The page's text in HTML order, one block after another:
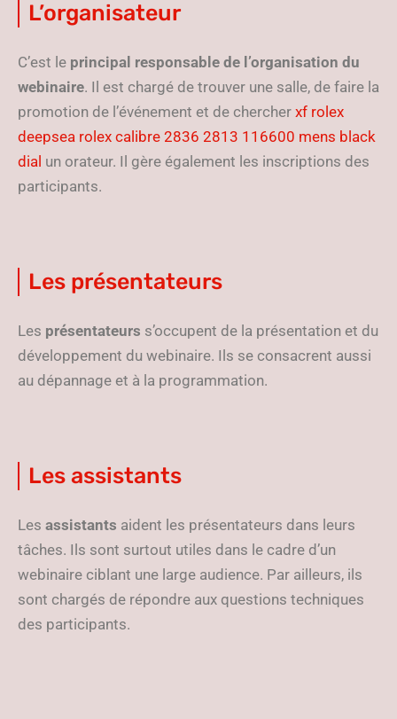
L’organisateur
C’est le principal responsable de l’organisation du
webinaire. Il est chargé de trouver une salle, de faire la
promotion de l’événement et de chercher xf rolex
deepsea rolex calibre 2836 2813 116600 mens black
dial un orateur. Il gère également les inscriptions des
participants.
Les présentateurs
Les présentateurs s’occupent de la présentation et du
développement du webinaire. Ils se consacrent aussi
au dépannage et à la programmation.
Les assistants
Les assistants aident les présentateurs dans leurs
tâches. Ils sont surtout utiles dans le cadre d’un
webinaire ciblant une large audience. Par ailleurs, ils
sont chargés de répondre aux questions techniques
des participants.